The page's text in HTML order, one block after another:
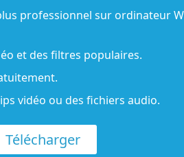
professionnel sur ordinateur
et des filtres populaires.
vidéo ou des fichiers audio.
Télécharger